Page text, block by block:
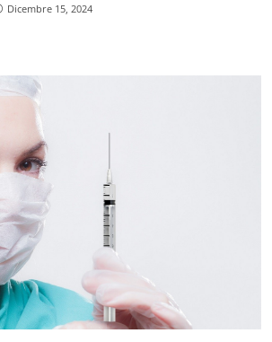
Dicembre 15, 2024